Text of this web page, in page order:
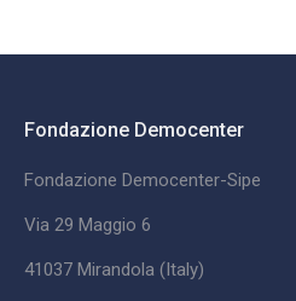
Fondazione Democenter
Fondazione Democenter-Sipe
Via 29 Maggio 6
41037 Mirandola (Italy)